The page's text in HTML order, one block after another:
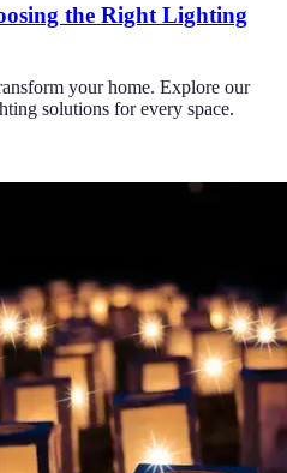
the Right Lighting
your home. Explore our
solutions for every space.